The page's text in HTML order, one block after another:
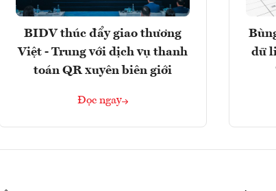
BIDV thúc đẩy giao thương
Việt - Trung với dịch vụ thanh
toán QR xuyên biên giới
Đọc ngay
dữ